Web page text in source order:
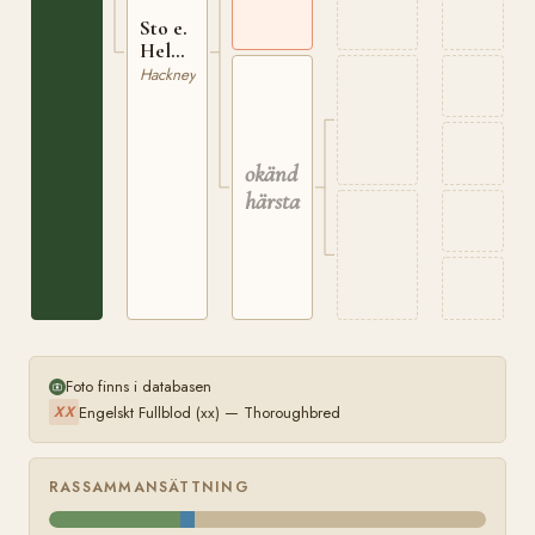
Sto e.
Helmswell
xx
Hackney
okänd
härstamning
Foto finns i databasen
XX Engelskt Fullblod (xx) — Thoroughbred
RASSAMMANSÄTTNING